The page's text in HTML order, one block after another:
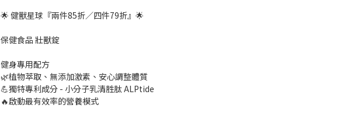
🌟 健獸星球『兩件85折／四件79折』🌟
保健食品 壯獸錠
健身專用配方
🌿植物萃取、無添加激素、安心調整體質
💪獨特專利成分 - 小分子乳清胜肽 ALPtide
🔥啟動最有效率的營養模式